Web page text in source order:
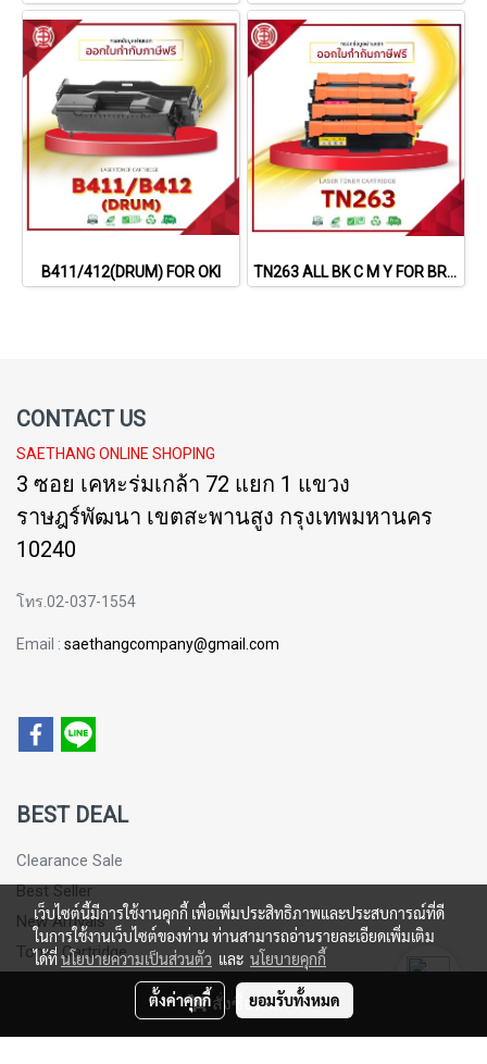
สั่งซื้อสินค้า
B411/412(DRUM) FOR OKI TN263 ALL BK C M Y FOR BROTHER
CONTACT US
SAETHANG ONLINE SHOPING
3 ซอย เคหะร่มเกล้า 72 แยก 1 แขวง
ราษฎร์พัฒนา เขตสะพานสูง กรุงเทพมหานคร
10240
โทร.02-037-1554
Email : saethangcompany@gmail.com
BEST DEAL
Clearance Sale
Best Seller
New Arrivals
Toner Cartridge
เว็บไซต์นี้มีการใช้งานคุกกี้ เพื่อเพิ่มประสิทธิภาพและประสบการณ์ที่ดี
ในการใช้งานเว็บไซต์ของท่าน ท่านสามารถอ่านรายละเอียดเพิ่มเติม
ได้ที่นโยบายความเป็นส่วนตัว และ นโยบายคุกกี้
ตั้งค่าคุกกี้ ยอมรับทั้งหมด